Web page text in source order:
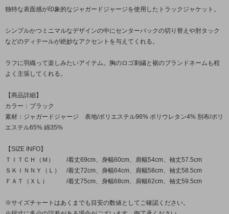
独特な表面感が印象的なジャガードジャージを使用したトラックジャケット。
シンプルかつミニマルなデザインの中にセンターバックの切り替えや肘タック
などのディテールが絶妙なアクセントを与えてくれる。
ラフに羽織って楽しみたいアイテム。胸のロゴ刺繍と裾のブランドネームも程
よく主張してくれる。
【商品詳細】
カラー：ブラック
素材：ジャガードジャージ 表地/ポリエステル96% ポリウレタン4% 別布/ポリ
エステル65% 綿35%
【SIZE INFO】
ＴＩＴＣＨ（Ｍ） /着丈69cm、身幅60cm、肩幅54cm、袖丈57.5cm
ＳＫＩＮＮＹ（Ｌ） /着丈72cm、身幅64cm、肩幅58cm、袖丈58.5cm
ＦＡＴ（ＸＬ） /着丈75cm、身幅68cm、肩幅62cm、袖丈59.5cm
※サイズチャートはあくまでも目安の数値としてご確認ください。